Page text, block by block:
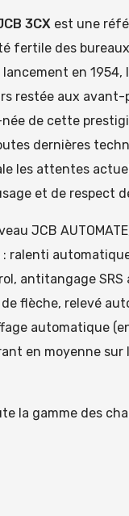
3CX est une
fertile des
en 1954,
restée aux
de cette
dernières
les attentes
et de respect
JCB
ralenti
antitangage SRS
flèche, relevé
automatique
en moyenne
la gamme des